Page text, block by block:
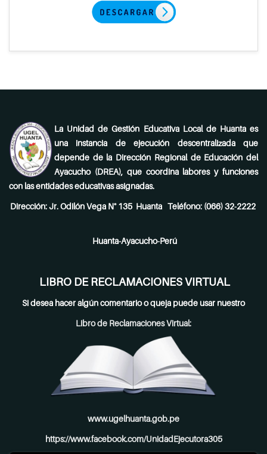
La Unidad de Gestión Educativa Local de Huanta es
una instancia de ejecución descentralizada que
depende de la Dirección Regional de Educación del
Ayacucho (DREA), que coordina labores y funciones
con las entidades educativas asignadas.
Dirección: Jr. Odilón Vega N° 135 Huanta Teléfono: (066) 32-2222
Huanta-Ayacucho-Perú
LIBRO DE RECLAMACIONES VIRTUAL
Si desea hacer algún comentario o queja puede usar nuestro
Libro de Reclamaciones Virtual:
www.ugelhuanta.gob.pe
https://www.facebook.com/UnidadEjecutora305